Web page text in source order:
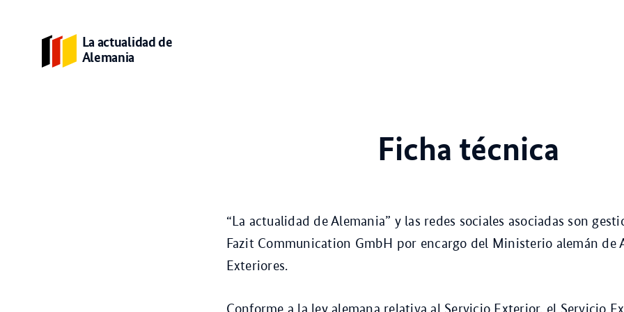
La actualidad de
Alemania
Ficha técnica
“La actualidad de Alemania” y las redes sociales asociadas son
Fazit Communication GmbH por encargo del Ministerio alemán de
Exteriores.
Conforme a la ley alemana relativa al Servicio Exterior, el Servicio